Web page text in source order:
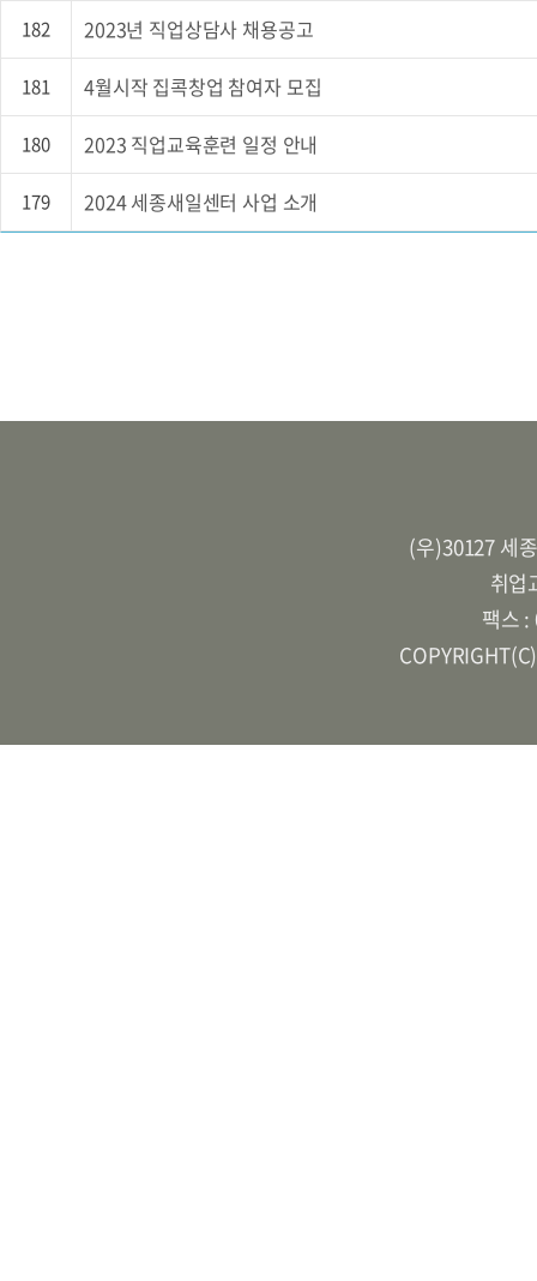
182 2023년 직업상담사 채용공고
181 4월시작 집콕창업 참여자 모집
180 2023 직업교육훈련 일정 안내
179 2024 세종새일센터 사업 소개
(우)30127 세
취업
팩스